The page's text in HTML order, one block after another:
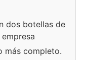
dos botellas de
más completo.